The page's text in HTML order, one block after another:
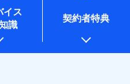
のため
施のため
付帯業務を行うため
社の情報は、保険会社のホ
で、ご確認ください。
イス
識
契約者特典